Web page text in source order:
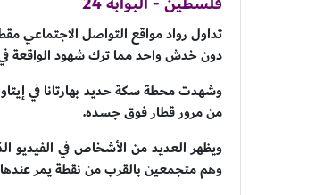
تداول رواد مواقع التواصل الاجتماعي
دون خدش واحد مما ترك شهود الواقعة
وشهدت محطة سكة حديد بهارتانا في
من مرور قطار فوق جسده.
ويظهر العديد من الأشخاص في الفيديو
وهم متجمعين بالقرب من نقطة يمر